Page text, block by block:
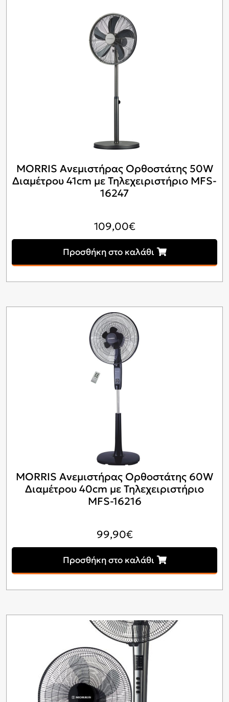
MORRIS Ανεμιστήρας Ορθοστάτης 50W
Διαμέτρου 41cm με Τηλεχειριστήριο MFS-
16247
109,00€
Προσθήκη στο καλάθι
MORRIS Ανεμιστήρας Ορθοστάτης 60W
Διαμέτρου 40cm με Τηλεχειριστήριο
MFS-16216
99,90€
Προσθήκη στο καλάθι